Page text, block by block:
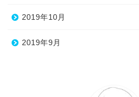
2019年10月
2019年9月